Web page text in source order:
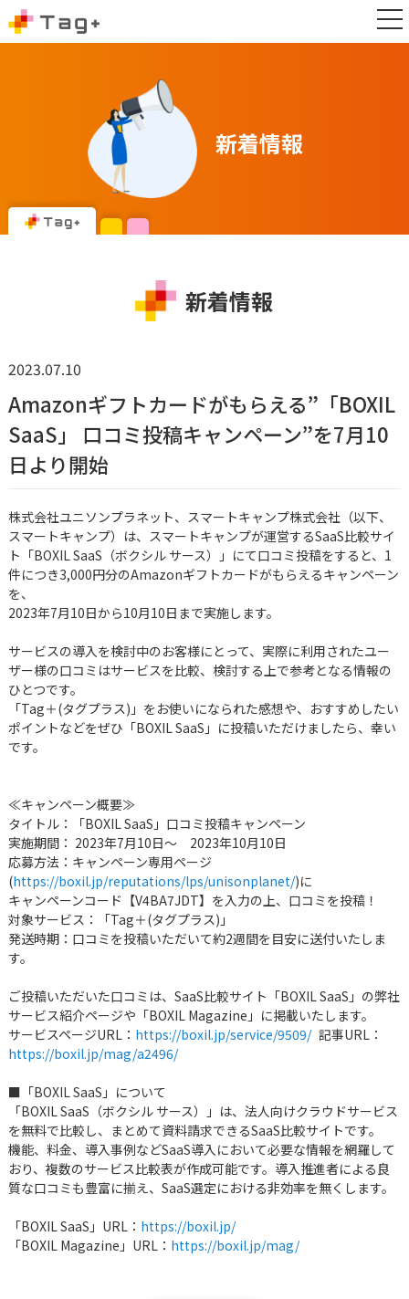
新着情報
新着情報
2023.07.10
Amazonギフトカードがもらえる”「BOXIL
SaaS」 口コミ投稿キャンペーン”を7月10
日より開始
株式会社ユニソンプラネット、スマートキャンプ株式会社（以下、
スマートキャンプ）は、スマートキャンプが運営するSaaS比較サイ
ト「BOXIL SaaS（ボクシル サース）」にて口コミ投稿をすると、1
件につき3,000円分のAmazonギフトカードがもらえるキャンペーン
を、
2023年7月10日から10月10日まで実施します。
サービスの導入を検討中のお客様にとって、実際に利用されたユー
ザー様の口コミはサービスを比較、検討する上で参考となる情報の
ひとつです。
「Tag＋(タグプラス)」をお使いになられた感想や、おすすめしたい
ポイントなどをぜひ「BOXIL SaaS」に投稿いただけましたら、幸い
です。
≪キャンペーン概要≫
タイトル：「BOXIL SaaS」口コミ投稿キャンペーン
実施期間： 2023年7月10日～ 2023年10月10日
応募方法：キャンペーン専用ページ
(https://boxil.jp/reputations/lps/unisonplanet/)に
キャンペーンコード【V4BA7JDT】を入力の上、口コミを投稿！
対象サービス：「Tag＋(タグプラス)」
発送時期：口コミを投稿いただいて約2週間を目安に送付いたしま
す。
ご投稿いただいた口コミは、SaaS比較サイト「BOXIL SaaS」の弊社
サービス紹介ページや「BOXIL Magazine」に掲載いたします。
サービスページURL： https://boxil.jp/service/9509/記事URL：
https://boxil.jp/mag/a2496/
■「BOXIL SaaS」について
「BOXIL SaaS（ボクシル サース）」は、法人向けクラウドサービス
を無料で比較し、まとめて資料請求できるSaaS比較サイトです。
機能、料金、導入事例などSaaS導入において必要な情報を網羅して
おり、複数のサービス比較表が作成可能です。導入推進者による良
質な口コミも豊富に揃え、SaaS選定における非効率を無くします。
「BOXIL SaaS」URL： https://boxil.jp/
「BOXIL Magazine」URL： https://boxil.jp/mag/